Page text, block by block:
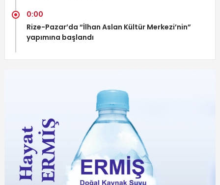
0:00
Rize-Pazar’da “İlhan Aslan Kültür Merkezi’nin”
yapımına başlandı